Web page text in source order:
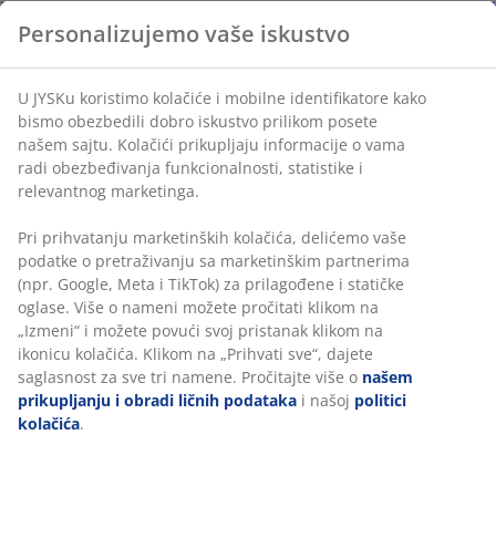
Tehnički podaci
Recenzije
(533)
Dostava
Personalizujemo vaše iskustvo
U JYSKu koristimo kolačiće i mobilne identifikatore kako
bismo obezbedili dobro iskustvo prilikom posete
našem sajtu. Kolačići prikupljaju informacije o vama
radi obezbeđivanja funkcionalnosti, statistike i
relevantnog marketinga.
Pri prihvatanju marketinških kolačića, delićemo vaše
podatke o pretraživanju sa marketinškim partnerima
(npr. Google, Meta i TikTok) za prilagođene i statičke
oglase. Više o nameni možete pročitati klikom na
„Izmeni“ i možete povući svoj pristanak klikom na
ikonicu kolačića. Klikom na „Prihvati sve“, dajete
saglasnost za sve tri namene. Pročitajte više o našem
prikupljanju i obradi ličnih podataka i našoj politici
kolačića.